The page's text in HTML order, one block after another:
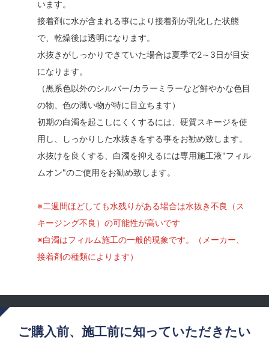
います。
接着剤に水が含まれる事により接着剤が乳化した状態
で、乾燥後は透明になります。
水抜きがしっかりできていた場合は夏季で2～3日が目安
になります。
（黒系色以外のシルバー/カラーミラーなど鮮やかな色目
の物、色の薄い物が特に目立ちます）
初期の白濁を起こしにくくするには、硬質スキージを使
用し、しっかりした水抜きをする事をお勧め致します。
水抜けを良くする、白濁を抑えるには専用施工液"フィル
ムオン"のご使用をお勧め致します。
※二週間ほどしても水残りがある場合は水抜き不良（ス
キージング不良）の可能性が高いです
※白濁はフィルム施工の一般的現象です。（メーカー、
接着剤の種類によります）
ご購入前、施工前に知っていただきたい